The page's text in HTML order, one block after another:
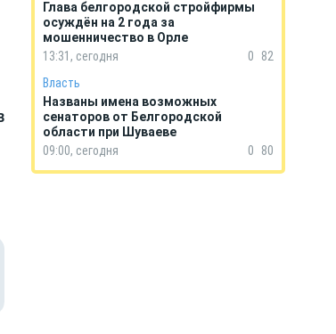
Глава белгородской стройфирмы
осуждён на 2 года за
мошенничество в Орле
13:31, сегодня
0
82
Власть
Названы имена возможных
сенаторов от Белгородской
области при Шуваеве
09:00, сегодня
0 80